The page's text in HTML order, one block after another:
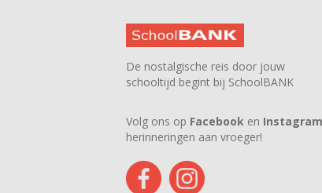
De nostalgische reis door jouw
schooltijd begint bij SchoolBANK
Volg ons op Facebook en Instagram
herinneringen aan vroeger!